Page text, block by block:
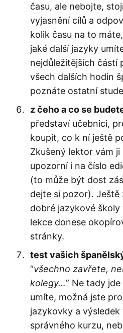
času, ale nebojte,
vyjasnění cílů a
kolik času na to
jaké další jazyky
nejdůležitějších částí
všech dalších hodin
poznáte ostatní
z čeho a co se
představí učebnici,
koupit, co k ní ještě
Zkušený lektor vám
upozorní i na číslo
(to může být dost
dejte si pozor). Ještě
dobré jazykové
lekce donese
stránky.
test vašich
“všechno zavřete,
kolegy…” Ne tady
umíte, možná jste
jazykovky a výsledek
správného kurzu,